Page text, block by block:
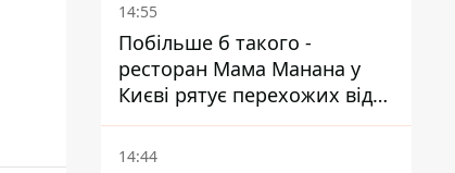
14:55
Побільше б такого -
ресторан Мама Манана у
Києві рятує перехожих від
спеки
14:44